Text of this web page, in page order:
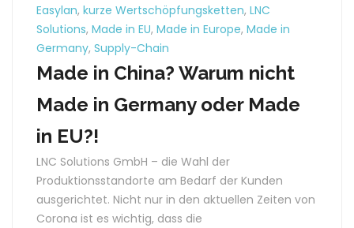
Easylan, kurze Wertschöpfungsketten, LNC
Solutions, Made in EU, Made in Europe, Made in
Germany, Supply-Chain
Made in China? Warum nicht
Made in Germany oder Made
in EU?!
LNC Solutions GmbH – die Wahl der
Produktionsstandorte am Bedarf der Kunden
ausgerichtet. Nicht nur in den aktuellen Zeiten von
Corona ist es wichtig, dass die